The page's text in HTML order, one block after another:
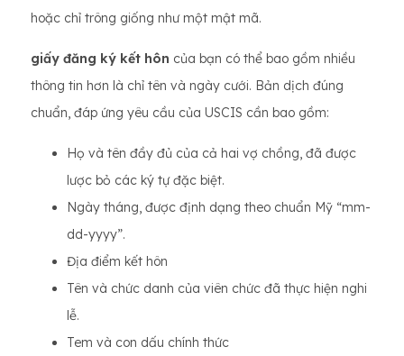
hoặc chỉ trông giống như một mật mã.
giấy đăng ký kết hôn của bạn có thể bao gồm nhiều
thông tin hơn là chỉ tên và ngày cưới. Bản dịch đúng
chuẩn, đáp ứng yêu cầu của USCIS cần bao gồm:
Họ và tên đầy đủ của cả hai vợ chồng, đã được
lược bỏ các ký tự đặc biệt.
Ngày tháng, được định dạng theo chuẩn Mỹ “mm-
dd-yyyy”.
Địa điểm kết hôn
Tên và chức danh của viên chức đã thực hiện nghi
lễ.
Tem và con dấu chính thức